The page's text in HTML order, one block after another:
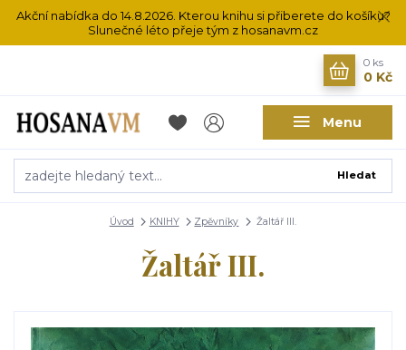
Akční nabídka do 14.8.2026. Kterou knihu si přiberete do košíku?
Slunečné léto přeje tým z hosanavm.cz
Menu
Hledat
0 ks
0 Kč
Úvod KNIHY Zpěvníky Žaltář III.
Žaltář III.